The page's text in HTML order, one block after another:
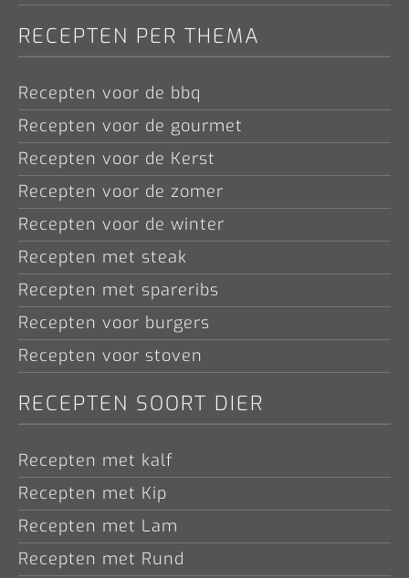
RECEPTEN PER THEMA
Recepten voor de bbq
Recepten voor de gourmet
Recepten voor de Kerst
Recepten voor de zomer
Recepten voor de winter
Recepten met steak
Recepten met spareribs
Recepten voor burgers
Recepten voor stoven
RECEPTEN SOORT DIER
Recepten met kalf
Recepten met Kip
Recepten met Lam
Recepten met Rund